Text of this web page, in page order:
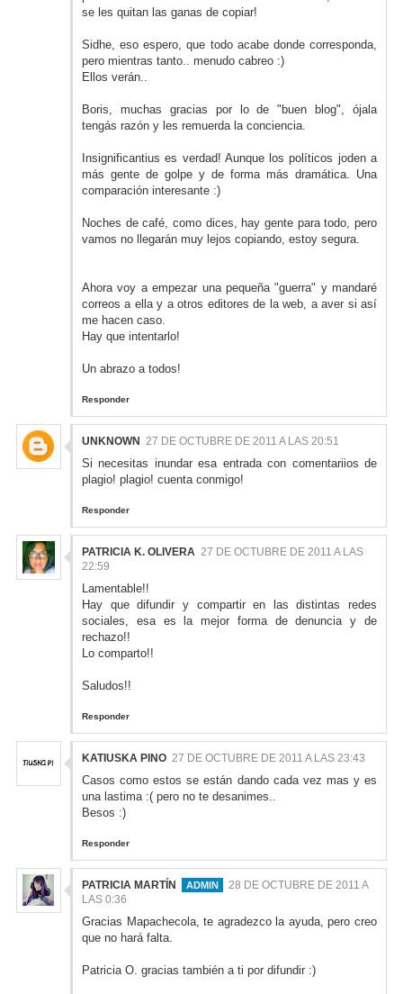
se les quitan las ganas de copiar!
Sidhe, eso espero, que todo acabe donde corresponda,
pero mientras tanto.. menudo cabreo :)
Ellos verán..
Boris, muchas gracias por lo de "buen blog", ójala
tengás razón y les remuerda la conciencia.
Insignificantius es verdad! Aunque los políticos joden a
más gente de golpe y de forma más dramática. Una
comparación interesante :)
Noches de café, como dices, hay gente para todo, pero
vamos no llegarán muy lejos copiando, estoy segura.
Ahora voy a empezar una pequeña "guerra" y mandaré
correos a ella y a otros editores de la web, a aver si así
me hacen caso.
Hay que intentarlo!
Un abrazo a todos!
Responder
UNKNOWN 27 DE OCTUBRE DE 2011 A LAS 20:51
Si necesitas inundar esa entrada con comentariios de
plagio! plagio! cuenta conmigo!
Responder
PATRICIA K. OLIVERA 27 DE OCTUBRE DE 2011 A LAS
22:59
Lamentable!!
Hay que difundir y compartir en las distintas redes
sociales, esa es la mejor forma de denuncia y de
rechazo!!
Lo comparto!!
Saludos!!
Responder
KATIUSKA PINO 27 DE OCTUBRE DE 2011 A LAS 23:43
Casos como estos se están dando cada vez mas y es
una lastima :( pero no te desanimes..
Besos :)
Responder
PATRICIA MARTÍN
28 DE OCTUBRE DE 2011 A
LAS 0:36
Gracias Mapachecola, te agradezco la ayuda, pero creo
que no hará falta.
Patricia O. gracias también a ti por difundir :)